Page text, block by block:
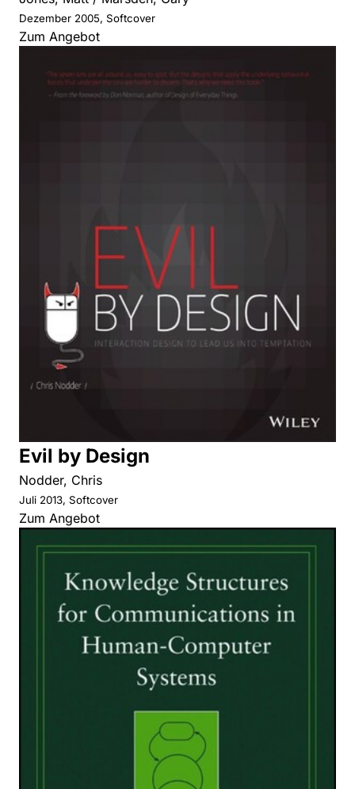
Dezember 2005, Softcover
Zum Angebot
Evil by Design
Nodder, Chris
Juli 2013, Softcover
Zum Angebot